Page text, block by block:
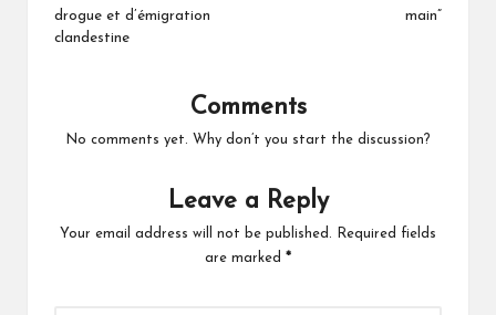
drogue et d’émigration
clandestine
main”
Comments
No comments yet. Why don’t you start the discussion?
Leave a Reply
Your email address will not be published.
Required fields
are marked *